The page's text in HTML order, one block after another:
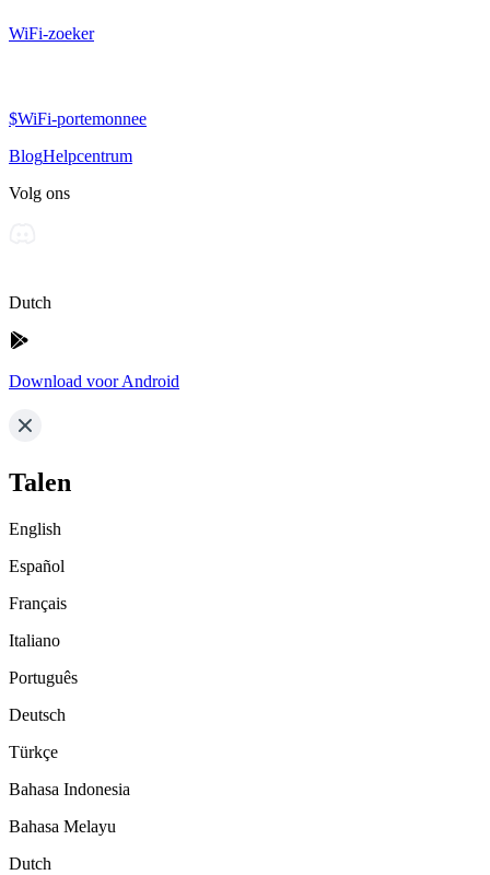
WiFi-zoeker
$WiFi-portemonnee
BlogHelpcentrum
Volg ons
Dutch
Download voor Android
Talen
English
Español
Français
Italiano
Português
Deutsch
Türkçe
Bahasa Indonesia
Bahasa Melayu
Dutch